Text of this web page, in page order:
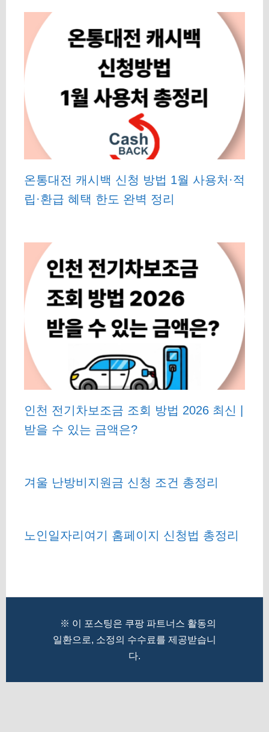
온통대전 캐시백 신청 방법 1월 사용처·적
립·환급 혜택 한도 완벽 정리
인천 전기차보조금 조회 방법 2026 최신 |
받을 수 있는 금액은?
겨울 난방비지원금 신청 조건 총정리
노인일자리여기 홈페이지 신청법 총정리
※ 이 포스팅은 쿠팡 파트너스 활동의
일환으로, 소정의 수수료를 제공받습니
다.